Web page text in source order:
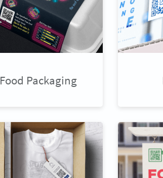
Food Packaging